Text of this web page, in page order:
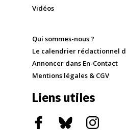
Vidéos
Qui sommes-nous ?
Le calendrier rédactionnel
Annoncer dans En-Contact
Mentions légales & CGV
Liens utiles